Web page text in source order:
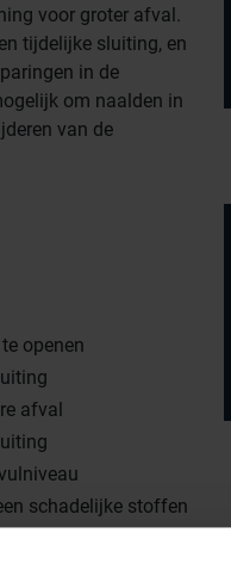
voor groter afval.
tijdelijke sluiting, en
in de
om naalden in
van de
openen
afval
schadelijke stoffen